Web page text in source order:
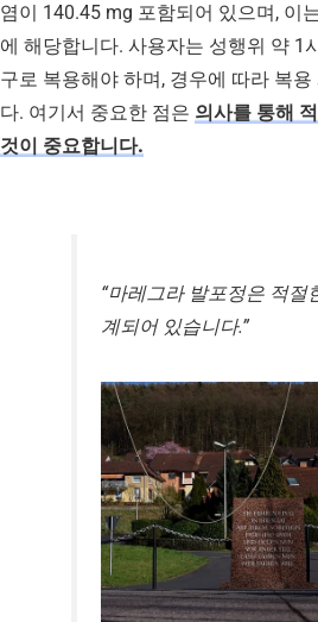
염이 140.45 mg 포함되어 있으며, 이
에 해당합니다. 사용자는 성행위 약 1
구로 복용해야 하며, 경우에 따라 복용
다. 여기서 중요한 점은 의사를 통해
것이 중요합니다.
“마레그라 발포정은 적절
계되어 있습니다.”